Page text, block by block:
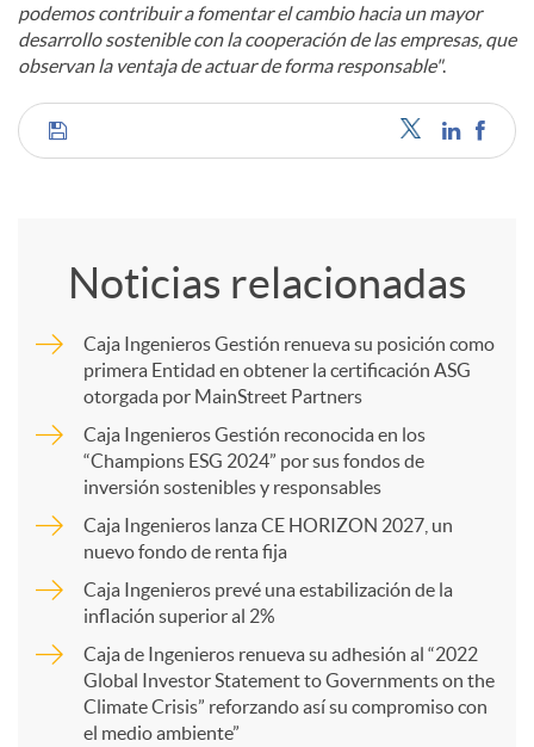
podemos contribuir a fomentar el cambio hacia un mayor
desarrollo sostenible con la cooperación de las empresas, que
observan la ventaja de actuar de forma responsable".
C
r
Noticias relacionadas
Caja Ingenieros Gestión renueva su posición como
primera Entidad en obtener la certificación ASG
otorgada por MainStreet Partners
Caja Ingenieros Gestión reconocida en los
“Champions ESG 2024” por sus fondos de
inversión sostenibles y responsables
Caja Ingenieros lanza CE HORIZON 2027, un
nuevo fondo de renta fija
Caja Ingenieros prevé una estabilización de la
inflación superior al 2%
Caja de Ingenieros renueva su adhesión al “2022
Global Investor Statement to Governments on the
Climate Crisis” reforzando así su compromiso con
el medio ambiente”